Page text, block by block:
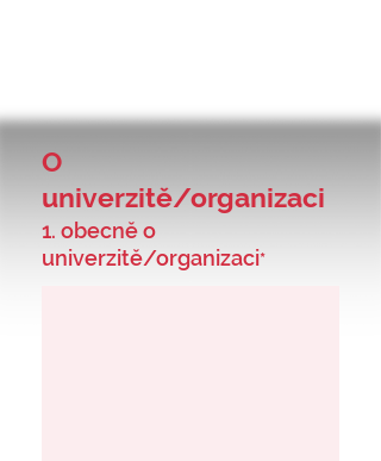
O
univerzitě/organizaci
1. obecně o
univerzitě/organizaci*